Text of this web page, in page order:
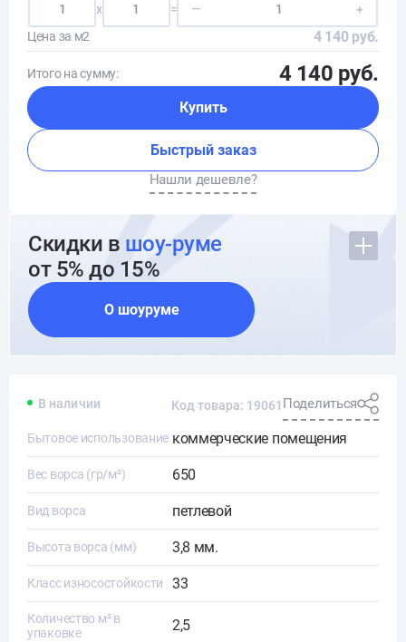
x = —
+
Цена за м2
4 140 руб.
Итого на сумму: 4 140 руб.
Купить
Быстрый заказ
Нашли дешевле?
Скидки в шоу-руме
от 5% до 15%
О шоуруме
В наличии Код товара: 19061 Поделиться
Бытовое использование коммерческие помещения
Вес ворса (гр/м²) 650
Вид ворса петлевой
Высота ворса (мм) 3,8 мм.
Класс износостойкости 33
Количество м² в
упаковке
2,5